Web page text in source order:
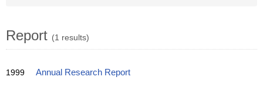
Report (1 results)
1999 Annual Research Report